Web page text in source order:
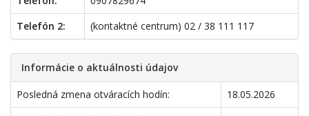
Telefón 2:
(kontaktné centrum) 02 / 38 111 117
Informácie o aktuálnosti údajov
Posledná zmena otváracích hodín:
18.05.2026